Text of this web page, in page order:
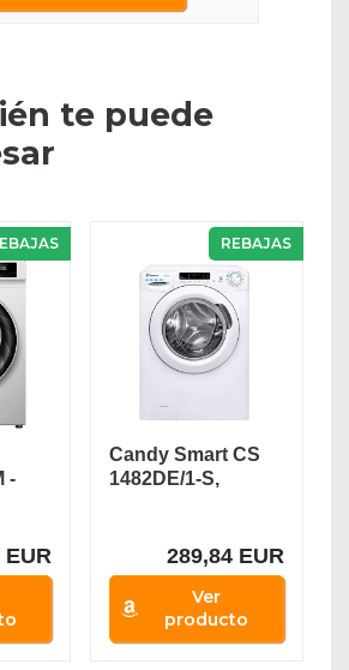
te puede
-
EUR
REBAJAS
Candy Smart CS
1482DE/1-S,
289,84 EUR
Ver
producto